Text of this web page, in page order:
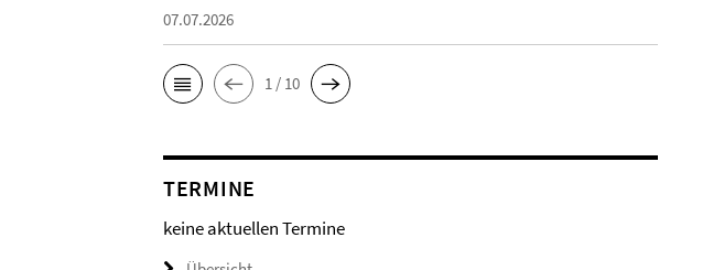
07.07.2026
1 / 10
TERMINE
keine aktuellen Termine